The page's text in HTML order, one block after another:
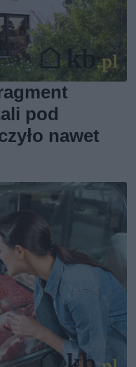
pod
nawet